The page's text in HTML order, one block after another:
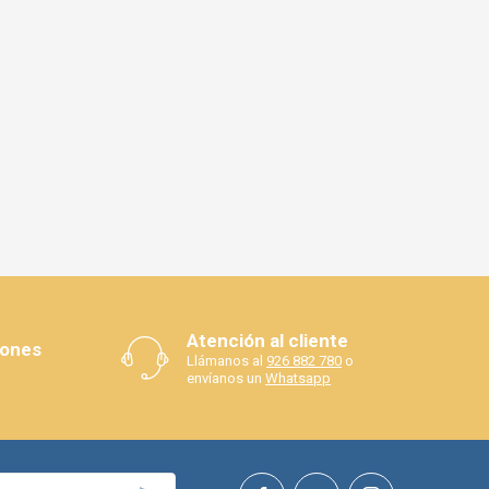
Atención al cliente
Llámanos al 926 882 780 o
envíanos un Whatsapp